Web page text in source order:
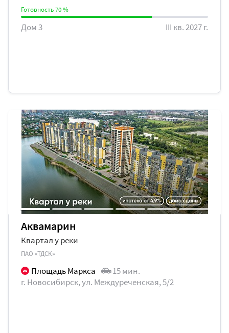
Готовность 70 %
Дом 3 III кв. 2027 г.
Аквамарин
Квартал у реки
ПАО «ТДСК»
Площадь Маркса
15 мин.
г. Новосибирск, ул. Междуреченская, 5/2